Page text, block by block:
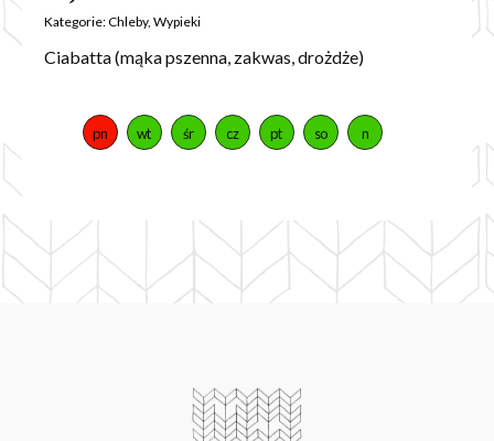
Kategorie:Chleby, Wypieki
Ciabatta (mąka pszenna, zakwas, drożdże)
pn wt śr cz pt so n